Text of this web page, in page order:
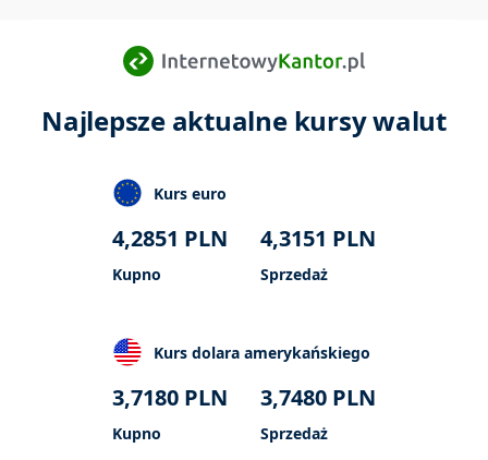
Najlepsze aktualne kursy walut
Kurs euro
4,2851 PLN
Kupno
4,3151 PLN
Sprzedaż
Kurs dolara amerykańskiego
3,7180 PLN
Kupno
3,7480 PLN
Sprzedaż